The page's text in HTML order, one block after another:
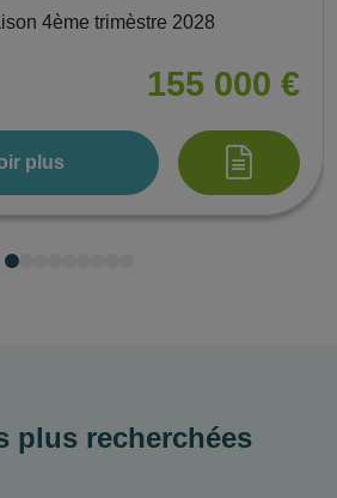
4ème trimèstre 2028
155 000 €
plus
plus recherchées